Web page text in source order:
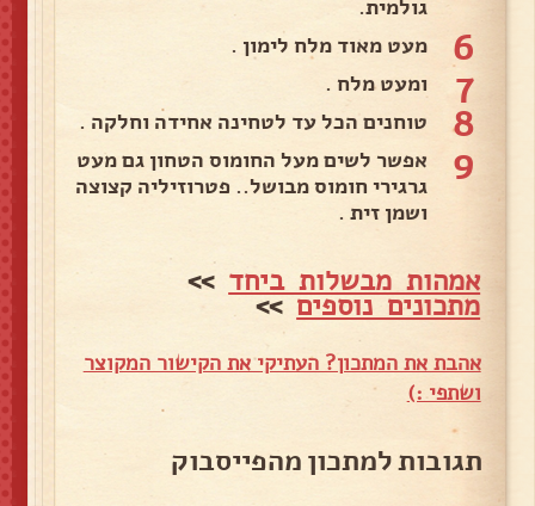
גולמית.
6 מעט מאוד מלח לימון .
7 ומעט מלח .
8 טוחנים הכל עד לטחינה אחידה וחלקה .
9
אפשר לשים מעל החומוס הטחון גם מעט
גרגירי חומוס מבושל.. פטרוזיליה קצוצה
ושמן זית .
אמהות מבשלות ביחד >>
מתכונים נוספים>>
אהבת את המתכון? העתיקי את הקישור המקוצר
ושתפי :)
תגובות למתכון מהפייסבוק